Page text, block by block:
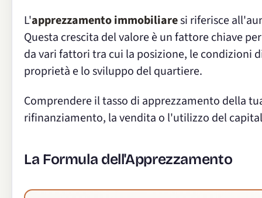
L'apprezzamento immobiliaresi riferisce
Questa crescita del valore è un fattore chiave
da vari fattori tra cui la posizione, le condizioni
proprietà e lo sviluppo del quartiere.
Comprendere il tasso di apprezzamento della
rifinanziamento, la vendita o l'utilizzo del
La Formula dell'Apprezzamento